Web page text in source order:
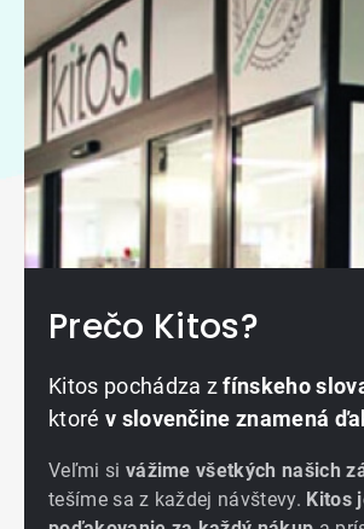
Prečo Kitos?
Kitos pochádza zfínskeho
ktoré v slovenčine znamená
Veľmi si vážime všetkých našich
tešíme sa z každej návštevy. Kitos